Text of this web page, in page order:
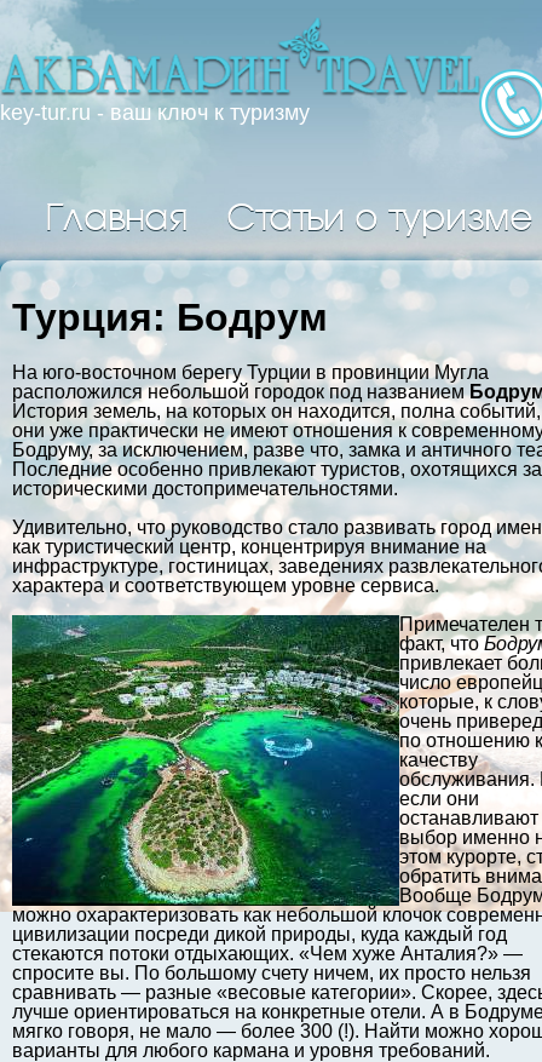
key-tur.ru - ваш ключ к туризму
Главная Статьи о туризме
Турция: Бодрум
На юго-восточном берегу Турции в провинции Мугла
расположился небольшой городок под названием
История земель, на которых он находится, полна
они уже практически не имеют отношения к
Бодруму, за исключением, разве что, замка и античного
Последние особенно привлекают туристов, охотящихся за
историческими достопримечательностями.
Удивительно, что руководство стало развивать город
как туристический центр, концентрируя внимание на
инфраструктуре, гостиницах, заведениях
характера и соответствующем уровне сервиса.
Примечателен
факт, что
привлекает
число
которые, к
очень
по отношению к
качеству
обслуживания.
если они
останавливают
выбор именно
этом курорте,
обратить
Вообще
можно охарактеризовать как небольшой клочок
цивилизации посреди дикой природы, куда каждый год
стекаются потоки отдыхающих. «Чем хуже Анталия?» —
спросите вы. По большому счету ничем, их просто нельзя
сравнивать — разные «весовые категории». Скорее,
лучше ориентироваться на конкретные отели. А в
мягко говоря, не мало — более 300 (!). Найти можно
варианты для любого кармана и уровня требований.